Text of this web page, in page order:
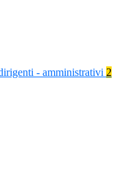
- amministrativi 2